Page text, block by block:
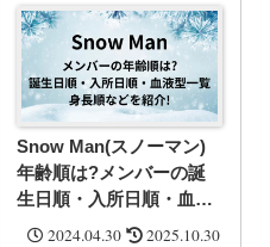
Snow Man(スノーマン)
年齢順は?メンバーの誕
生日順・入所日順・血液
型一覧・身長順などを紹
2024.04.30 2025.10.30